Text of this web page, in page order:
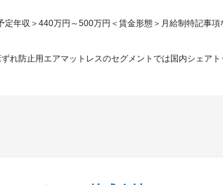
定年収＞440万円～500万円＜賃金形態＞月給制特記事
れ防止用エアマットレスのセグメントでは国内シェア